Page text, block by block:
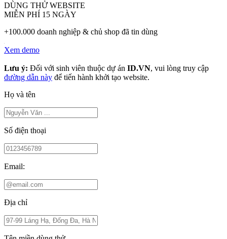
DÙNG THỬ WEBSITE
MIỄN PHÍ 15 NGÀY
+100.000 doanh nghiệp & chủ shop đã tin dùng
Xem demo
Lưu ý: Đối với sinh viên thuộc dự án ID.VN, vui lòng truy cập
đường dẫn này để tiến hành khởi tạo website.
Họ và tên
Số điện thoại
Email:
Địa chỉ